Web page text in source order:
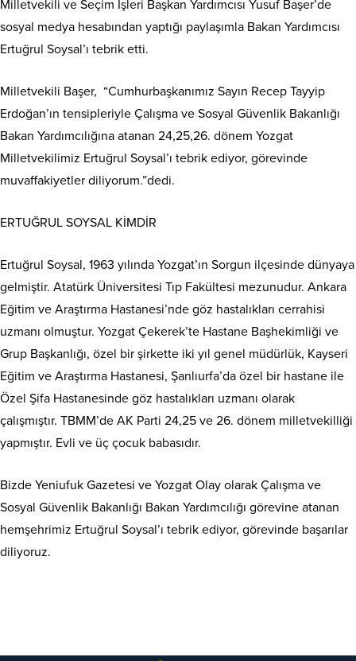
Milletvekili ve Seçim İşleri Başkan Yardımcısı Yusuf Başer’de
sosyal medya hesabından yaptığı paylaşımla Bakan Yardımcısı
Ertuğrul Soysal’ı tebrik etti.
Milletvekili Başer, “Cumhurbaşkanımız Sayın Recep Tayyip
Erdoğan’ın tensipleriyle Çalışma ve Sosyal Güvenlik Bakanlığı
Bakan Yardımcılığına atanan 24,25,26. dönem Yozgat
Milletvekilimiz Ertuğrul Soysal’ı tebrik ediyor, görevinde
muvaffakiyetler diliyorum.”dedi.
ERTUĞRUL SOYSAL KİMDİR
Ertuğrul Soysal, 1963 yılında Yozgat’ın Sorgun ilçesinde dünyaya
gelmiştir. Atatürk Üniversitesi Tıp Fakültesi mezunudur. Ankara
Eğitim ve Araştırma Hastanesi’nde göz hastalıkları cerrahisi
uzmanı olmuştur. Yozgat Çekerek’te Hastane Başhekimliği ve
Grup Başkanlığı, özel bir şirkette iki yıl genel müdürlük, Kayseri
Eğitim ve Araştırma Hastanesi, Şanlıurfa’da özel bir hastane ile
Özel Şifa Hastanesinde göz hastalıkları uzmanı olarak
çalışmıştır. TBMM’de AK Parti 24,25 ve 26. dönem milletvekilliği
yapmıştır. Evli ve üç çocuk babasıdır.
Bizde Yeniufuk Gazetesi ve Yozgat Olay olarak Çalışma ve
Sosyal Güvenlik Bakanlığı Bakan Yardımcılığı görevine atanan
hemşehrimiz Ertuğrul Soysal’ı tebrik ediyor, görevinde başarılar
diliyoruz.